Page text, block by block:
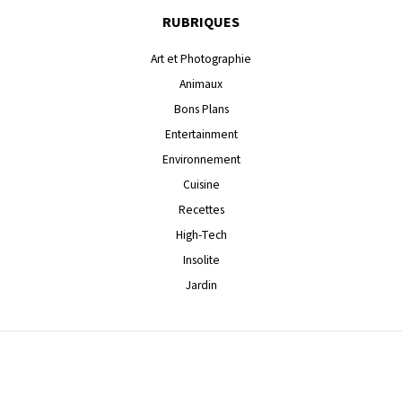
RUBRIQUES
Art et Photographie
Animaux
Bons Plans
Entertainment
Environnement
Cuisine
Recettes
High-Tech
Insolite
Jardin